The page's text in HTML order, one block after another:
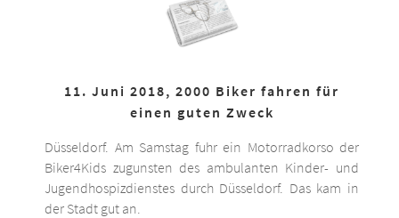
11. Juni 2018, 2000 Biker fahren für
einen guten Zweck
Düsseldorf. Am Samstag fuhr ein Motorradkorso der
Biker4Kids zugunsten des ambulanten Kinder- und
Jugendhospizdienstes durch Düsseldorf. Das kam in
der Stadt gut an.